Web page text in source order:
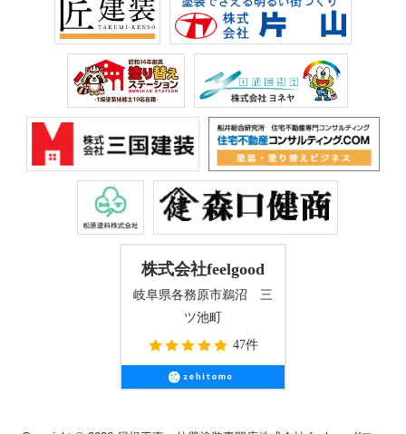
株式会社feelgood
岐阜県各務原市鵜沼 三
ツ池町
47件